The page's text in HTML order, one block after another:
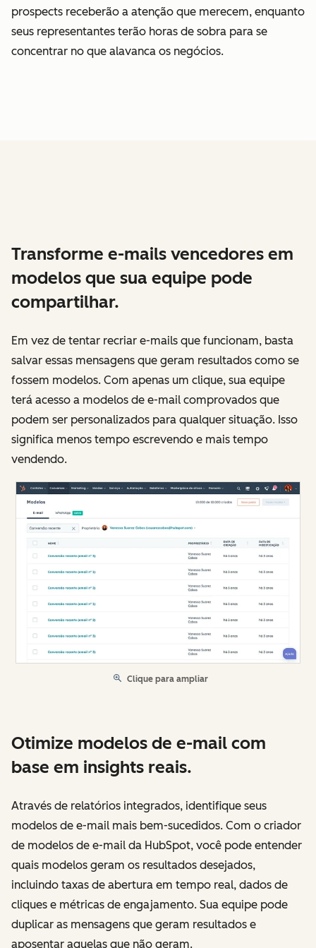
prospects receberão a atenção que merecem, enquanto
seus representantes terão horas de sobra para se
concentrar no que alavanca os negócios.
Transforme e-mails vencedores em
modelos que sua equipe pode
compartilhar.
Em vez de tentar recriar e-mails que funcionam, basta
salvar essas mensagens que geram resultados como se
fossem modelos. Com apenas um clique, sua equipe
terá acesso a modelos de e-mail comprovados que
podem ser personalizados para qualquer situação. Isso
significa menos tempo escrevendo e mais tempo
vendendo.
Clique para ampliar
Otimize modelos de e-mail com
base em insights reais.
Através de relatórios integrados, identifique seus
modelos de e-mail mais bem-sucedidos. Com o criador
de modelos de e-mail da HubSpot, você pode entender
quais modelos geram os resultados desejados,
incluindo taxas de abertura em tempo real, dados de
cliques e métricas de engajamento. Sua equipe pode
duplicar as mensagens que geram resultados e
aposentar aquelas que não geram.